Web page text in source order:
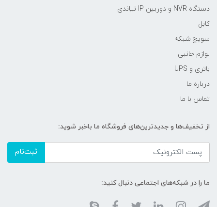
دستگاه NVR و دوربین IP تیاندی
کابل
سویچ شبکه
لوازم جانبی
باتری و UPS
درباره ما
تماس با ما
از تخفیف‌ها و جدیدترین‌های فروشگاه ما باخبر شوید:
ثبت‌نام
ما را در شبکه‌های اجتماعی دنبال کنید: